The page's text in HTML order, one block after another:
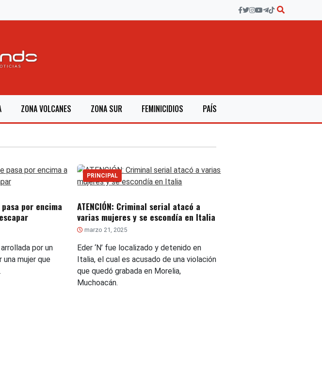
ZONA VOLCANES ZONA SUR FEMINICIDIOS PAÍS
por encima
por un
mujer que
PRINCIPAL
ATENCIÓN: Criminal serial atacó a
varias mujeres y se escondía en Italia
marzo 21, 2025
Eder ‘N’ fue localizado y detenido en
Italia, el cual es acusado de una violación
que quedó grabada en Morelia,
Muchoacán.